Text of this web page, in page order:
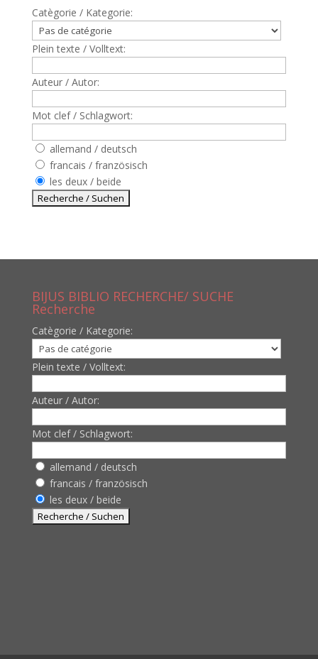
Catègorie / Kategorie:
Plein texte / Volltext:
Auteur / Autor:
Mot clef / Schlagwort:
allemand / deutsch
francais / französisch
les deux / beide
BIJUS BIBLIO RECHERCHE/ SUCHE
Recherche
Catègorie / Kategorie:
Plein texte / Volltext:
Auteur / Autor:
Mot clef / Schlagwort:
allemand / deutsch
francais / französisch
les deux / beide